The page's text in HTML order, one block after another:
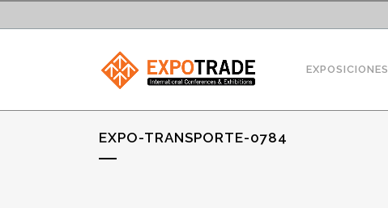
EXPOSICIONES
EXPO-TRANSPORTE-0784